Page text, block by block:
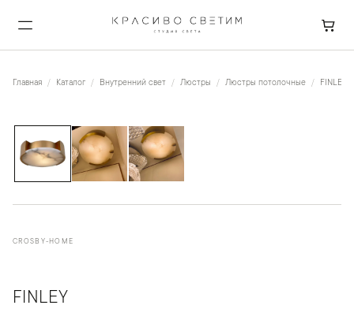
Главная Каталог Внутренний свет Люстры Люстры потолочные FINLEY
CROSBY-HOME
FINLEY